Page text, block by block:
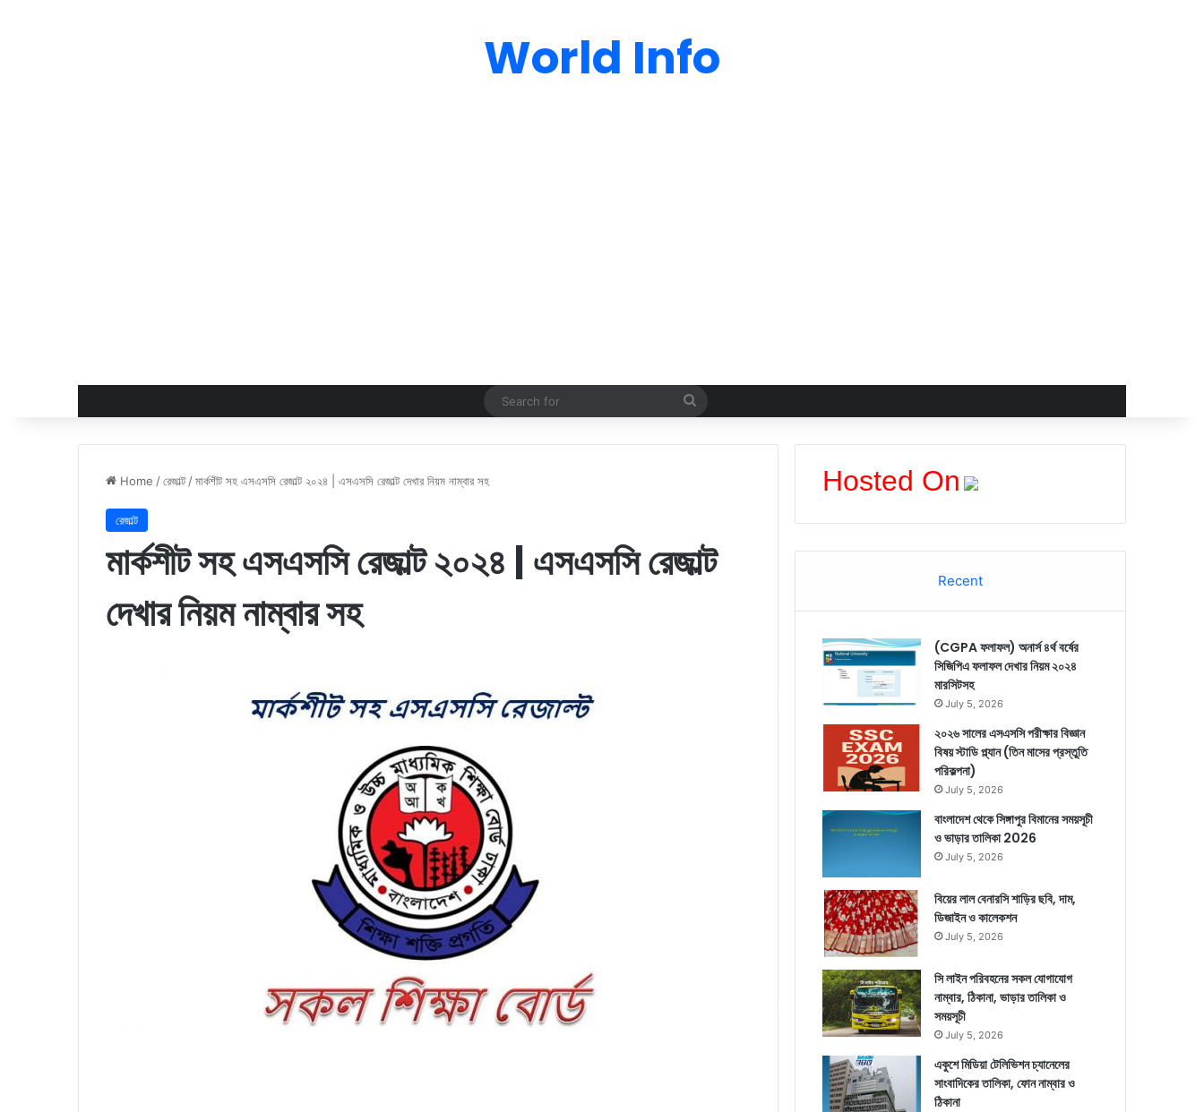
World Info
Search
Home /রেজাল্ট /মার্কশীট সহ এসএসসি রেজাল্ট ২০২৪ | এসএসসি রেজাল্ট দেখার নিয়ম নাম্বার সহ
রেজাল্ট
মার্কশীট সহ এসএসসি রেজাল্ট ২০২৪ | এসএসসি রেজাল্ট
দেখার নিয়ম নাম্বার সহ
Hosted On
Recent
(CGPA ফলাফল) অনার্স ৪র্থ বর্ষের
সিজিপিএ ফলাফল দেখার নিয়ম ২০২৪
মারসিটসহ
July 5, 2026
২০২৬ সালের এসএসসি পরীক্ষার বিজ্ঞান
বিষয় স্টাডি প্ল্যান (তিন মাসের প্রস্তুতি
পরিকল্পনা)
July 5, 2026
বাংলাদেশ থেকে সিঙ্গাপুর বিমানের সময়সূচী
ও ভাড়ার তালিকা 2026
July 5, 2026
বিয়ের লাল বেনারসি শাড়ির ছবি, দাম,
ডিজাইন ও কালেকশন
July 5, 2026
সি লাইন পরিবহনের সকল যোগাযোগ
নাম্বার, ঠিকানা, ভাড়ার তালিকা ও
সময়সূচী
July 5, 2026
একুশে মিডিয়া টেলিভিশন চ্যানেলের
সাংবাদিকের তালিকা, ফোন নাম্বার ও
ঠিকানা